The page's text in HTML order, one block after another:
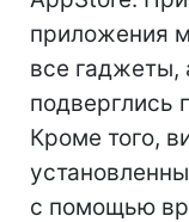
приложения
все гаджеты,
подверглись
Кроме того,
с помощью